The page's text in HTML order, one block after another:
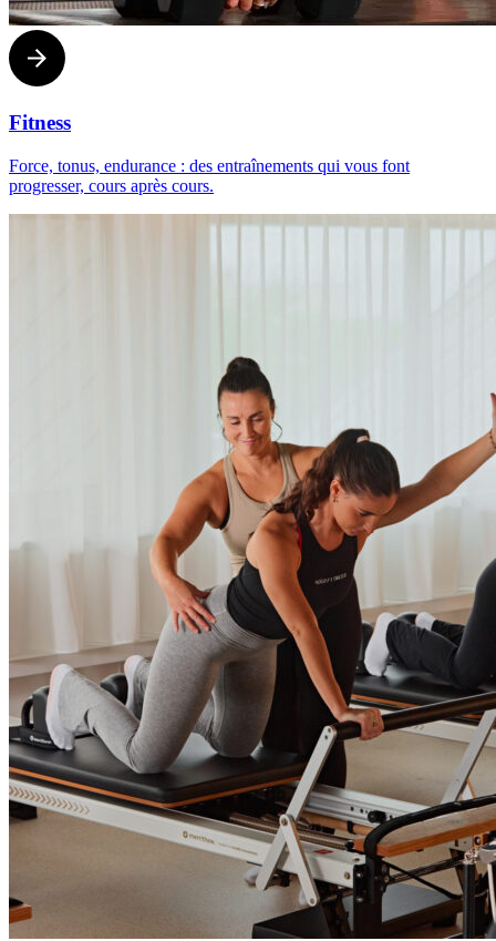
Fitness
Force, tonus, endurance : des entraînements qui vous font
progresser, cours après cours.